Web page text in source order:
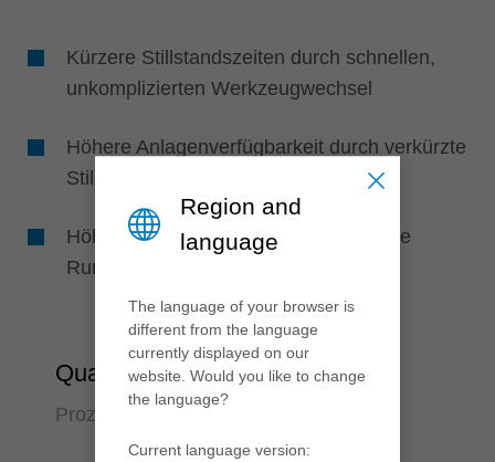
Kürzere Stillstandszeiten durch schnellen,
unkomplizierten Werkzeugwechsel
Höhere Anlagenverfügbarkeit durch verkürzte
Stillstandszeiten
Höhere Werkzeugstandzeit durch hohe
Rundlaufgenauigkeit
Qualität
Prozesssicherheit über viele Jahre
Region and
language
The language of your browser is
different from the language
currently displayed on our
website. Would you like to change
the language?
Current language version: